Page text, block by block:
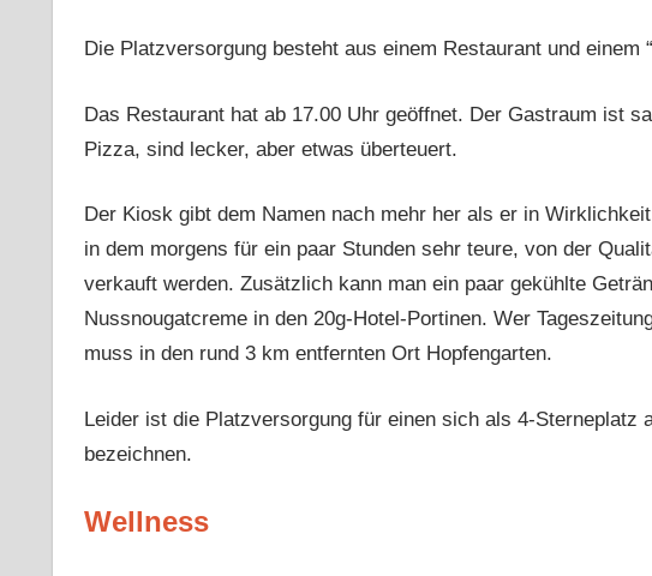
Die Platzversorgung besteht aus einem Restaurant und einem
Das Restaurant hat ab 17.00 Uhr geöffnet. Der Gastraum ist
Pizza, sind lecker, aber etwas überteuert.
Der Kiosk gibt dem Namen nach mehr her als er in
in dem morgens für ein paar Stunden sehr teure, von der
verkauft werden. Zusätzlich kann man ein paar gekühlte
Nussnougatcreme in den 20g-Hotel-Portinen. Wer
muss in den rund 3 km entfernten Ort Hopfengarten.
Leider ist die Platzversorgung für einen sich als 4-Sterneplatz
bezeichnen.
Wellness